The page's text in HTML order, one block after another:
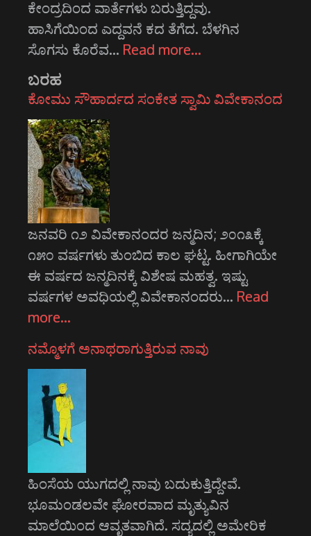
ಕೇಂದ್ರದಿಂದ ವಾರ್ತೆಗಳು ಬರುತ್ತಿದ್ದವು.
ಹಾಸಿಗೆಯಿಂದ ಎದ್ದವನೆ ಕದ ತೆಗೆದ. ಬೆಳಗಿನ
ಸೊಗಸು ಕೊರೆವ… Read more…
ಬರಹ
ಕೋಮು ಸೌಹಾರ್ದದ ಸಂಕೇತ ಸ್ವಾಮಿ ವಿವೇಕಾನಂದ
ಜನವರಿ ೧೨ ವಿವೇಕಾನಂದರ ಜನ್ಮದಿನ; ೨೦೧೩ಕ್ಕೆ
೧೫೦ ವರ್ಷಗಳು ತುಂಬಿದ ಕಾಲ ಘಟ್ಟ. ಹೀಗಾಗಿಯೇ
ಈ ವರ್ಷದ ಜನ್ಮದಿನಕ್ಕೆ ವಿಶೇಷ ಮಹತ್ವ. ಇಷ್ಟು
ವರ್ಷಗಳ ಅವಧಿಯಲ್ಲಿ ವಿವೇಕಾನಂದರು… Read
more…
ನಮ್ಮೊಳಗೆ ಅನಾಥರಾಗುತ್ತಿರುವ ನಾವು
ಹಿಂಸೆಯ ಯುಗದಲ್ಲಿ ನಾವು ಬದುಕುತ್ತಿದ್ದೇವೆ.
ಭೂಮಂಡಲವೇ ಘೋರವಾದ ಮೃತ್ಯುವಿನ
ಮಾಲೆಯಿಂದ ಆವೃತವಾಗಿದೆ. ಸದ್ಯದಲ್ಲಿ ಅಮೇರಿಕ